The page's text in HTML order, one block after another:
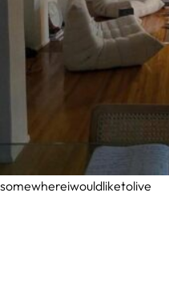
somewhereiwouldliketolive